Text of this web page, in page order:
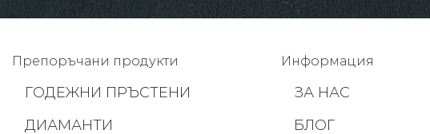
Препоръчани продукти
ГОДЕЖНИ ПРЪСТЕНИ
ДИАМАНТИ
Информация
ЗА НАС
БЛОГ